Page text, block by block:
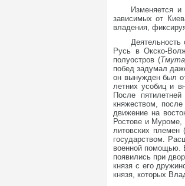
Изменяется
зависимых от
владения,
Русь в Окско-
полуостров (
побед задумал
он вынужден был
летних усобиц и
После
княжеством,
движение на
Ростове и
литовских племен
государством.
военной помощью.
появились при
князя с его
князя, которых